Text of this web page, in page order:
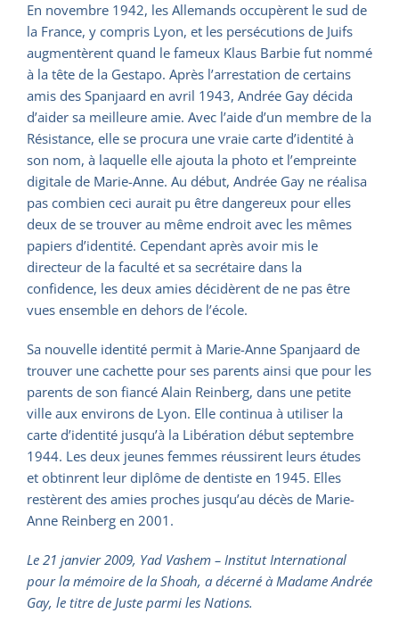
En novembre 1942, les Allemands occupèrent le sud de
la France, y compris Lyon, et les persécutions de Juifs
augmentèrent quand le fameux Klaus Barbie fut nommé
à la tête de la Gestapo. Après l’arrestation de certains
amis des Spanjaard en avril 1943, Andrée Gay décida
d’aider sa meilleure amie. Avec l’aide d’un membre de la
Résistance, elle se procura une vraie carte d’identité à
son nom, à laquelle elle ajouta la photo et l’empreinte
digitale de Marie-Anne. Au début, Andrée Gay ne réalisa
pas combien ceci aurait pu être dangereux pour elles
deux de se trouver au même endroit avec les mêmes
papiers d’identité. Cependant après avoir mis le
directeur de la faculté et sa secrétaire dans la
confidence, les deux amies décidèrent de ne pas être
vues ensemble en dehors de l’école.
Sa nouvelle identité permit à Marie-Anne Spanjaard de
trouver une cachette pour ses parents ainsi que pour les
parents de son fiancé Alain Reinberg, dans une petite
ville aux environs de Lyon. Elle continua à utiliser la
carte d’identité jusqu’à la Libération début septembre
1944. Les deux jeunes femmes réussirent leurs études
et obtinrent leur diplôme de dentiste en 1945. Elles
restèrent des amies proches jusqu’au décès de Marie-
Anne Reinberg en 2001.
Le 21 janvier 2009, Yad Vashem – Institut International
pour la mémoire de la Shoah, a décerné à Madame Andrée
Gay, le titre de Juste parmi les Nations.